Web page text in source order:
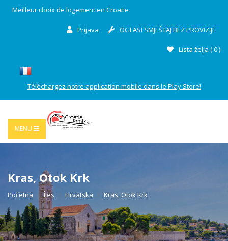
Meilleur choix de logement en Croatie
Prijava OGLASI SMJEŠTAJ BEZ PROVIZIJE
Lista želja (0)
Téléchargez notre application mobile dans le Play Store!
MENU
Kras, Otok Krk
Početna Îles Hrvatska Kras, Otok Krk